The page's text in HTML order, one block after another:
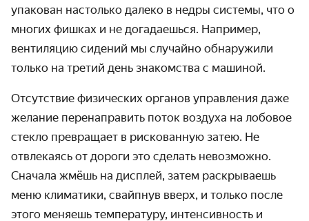
упакован настолько далеко в недры системы, что о
многих фишках и не догадаешься. Например,
вентиляцию сидений мы случайно обнаружили
только на третий день знакомства с машиной.
Отсутствие физических органов управления даже
желание перенаправить поток воздуха на лобовое
стекло превращает в рискованную затею. Не
отвлекаясь от дороги это сделать невозможно.
Сначала жмёшь на дисплей, затем раскрываешь
меню климатики, свайпнув вверх, и только после
этого меняешь температуру, интенсивность и